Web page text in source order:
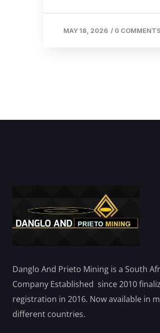
MAY 18, 2026 / 0 COMMENTS
Danglo And Prieto Mining is a South
Company Established since 2010
registration in 2016. Now available in
different countries.